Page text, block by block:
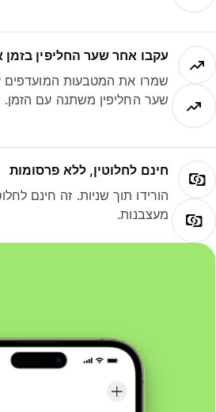
עקבו אחר שער החליפין בזמן
שמרו את המטבעות המועדפים
שער החליפין משתנה עם הזמן.
חינם לחלוטין, ללא פרסומות
הורידו תוך שניות. זה חינם
מעצבנות.